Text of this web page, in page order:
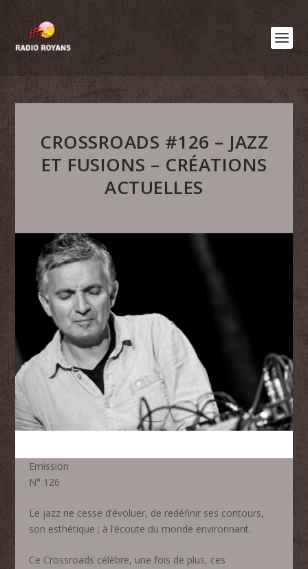
CROSSROADS #126 – JAZZ
ET FUSIONS – CRÉATIONS
ACTUELLES
Emission
N° 126
Le jazz ne cesse d’évoluer, de redéfinir ses contours,
son esthétique ; à l’écoute du monde environnant.
Ce Crossroads célèbre, une fois de plus, ces